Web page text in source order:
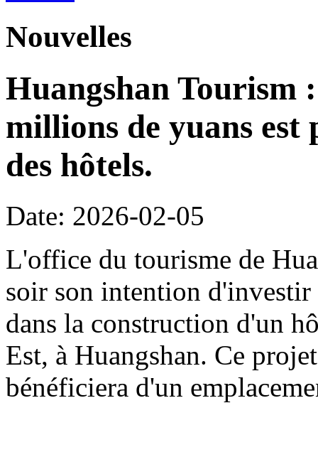
Nouvelles
Huangshan Tourism
millions de yuans
des hôtels.
Date: 2026-02-05
L'office du tourisme de
soir son intention
dans la construction d'un
Est, à Huangshan. Ce
bénéficiera d'un